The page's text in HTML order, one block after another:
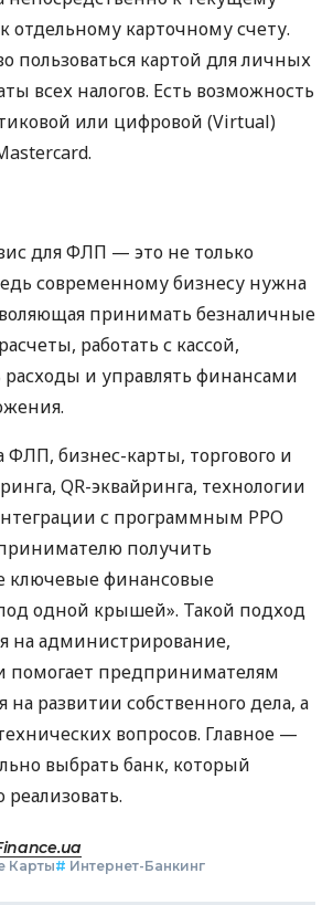
отдельному карточному счету.
пользоваться картой для личных
всех налогов. Есть возможность
или цифровой (Virtual)
для ФЛП — это не только
современному бизнесу нужна
принимать безналичные
работать с кассой,
расходы и управлять финансами
ФЛП, бизнес-карты, торгового и
QR-эквайринга, технологии
с программным РРО
получить
ключевые финансовые
одной крышей». Такой подход
на администрирование,
помогает предпринимателям
на развитии собственного дела, а
вопросов. Главное —
выбрать банк, который
реализовать.
Карты# Интернет-Банкинг